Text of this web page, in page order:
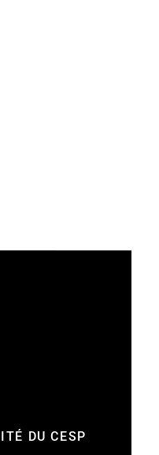
DU CESP